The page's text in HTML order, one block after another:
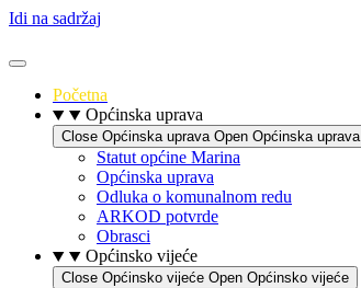
Idi na sadržaj
Početna
Općinska uprava
Close Općinska uprava Open Općinska uprava
Statut općine Marina
Općinska uprava
Odluka o komunalnom redu
ARKOD potvrde
Obrasci
Općinsko vijeće
Close Općinsko vijeće Open Općinsko vijeće